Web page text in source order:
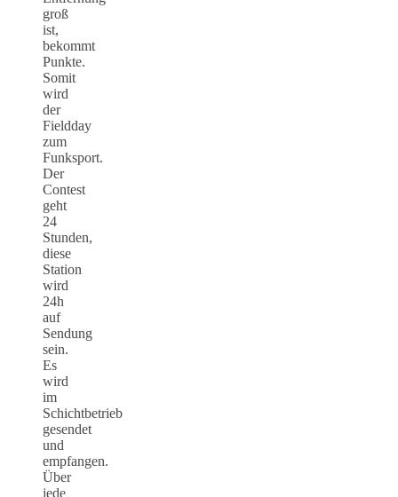
groß
ist,
bekommt
Punkte.
Somit
wird
der
Fieldday
zum
Funksport.
Der
Contest
geht
24
Stunden,
diese
Station
wird
24h
auf
Sendung
sein.
Es
wird
im
Schichtbetrieb
gesendet
und
empfangen.
Über
jede